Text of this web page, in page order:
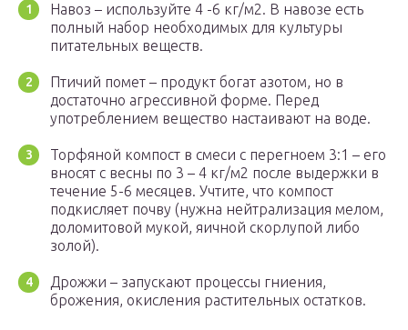
Навоз – используйте 4 -6 кг/м2. В навозе есть
полный набор необходимых для культуры
питательных веществ.
Птичий помет – продукт богат азотом, но в
достаточно агрессивной форме. Перед
употреблением вещество настаивают на воде.
Торфяной компост в смеси с перегноем 3:1 – его
вносят с весны по 3 – 4 кг/м2 после выдержки в
течение 5-6 месяцев. Учтите, что компост
подкисляет почву (нужна нейтрализация мелом,
доломитовой мукой, яичной скорлупой либо
золой).
Дрожжи – запускают процессы гниения,
брожения, окисления растительных остатков.